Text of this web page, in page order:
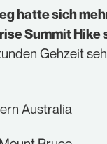
hatte sich
Summit Hike
Gehzeit